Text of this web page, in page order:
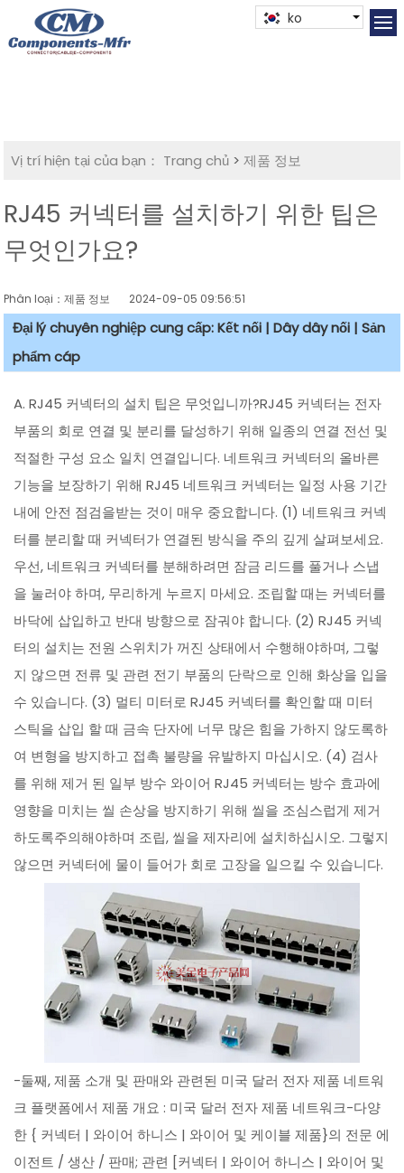
ko
Vị trí hiện tại của bạn： Trang chủ >제품 정보
RJ45 커넥터를 설치하기 위한 팁은
무엇인가요?
Phân loại：제품 정보 2024-09-05 09:56:51
Đại lý chuyên nghiệp cung cấp: Kết nối | Dây dây nối | Sản
phẩm cáp
A. RJ45 커넥터의 설치 팁은 무엇입니까?RJ45 커넥터는 전자
부품의 회로 연결 및 분리를 달성하기 위해 일종의 연결 전선 및
적절한 구성 요소 일치 연결입니다. 네트워크 커넥터의 올바른
기능을 보장하기 위해 RJ45 네트워크 커넥터는 일정 사용 기간
내에 안전 점검을받는 것이 매우 중요합니다. (1) 네트워크 커넥
터를 분리할 때 커넥터가 연결된 방식을 주의 깊게 살펴보세요.
우선, 네트워크 커넥터를 분해하려면 잠금 리드를 풀거나 스냅
을 눌러야 하며, 무리하게 누르지 마세요. 조립할 때는 커넥터를
바닥에 삽입하고 반대 방향으로 잠궈야 합니다. (2) RJ45 커넥
터의 설치는 전원 스위치가 꺼진 상태에서 수행해야하며, 그렇
지 않으면 전류 및 관련 전기 부품의 단락으로 인해 화상을 입을
수 있습니다. (3) 멀티 미터로 RJ45 커넥터를 확인할 때 미터
스틱을 삽입 할 때 금속 단자에 너무 많은 힘을 가하지 않도록하
여 변형을 방지하고 접촉 불량을 유발하지 마십시오. (4) 검사
를 위해 제거 된 일부 방수 와이어 RJ45 커넥터는 방수 효과에
영향을 미치는 씰 손상을 방지하기 위해 씰을 조심스럽게 제거
하도록주의해야하며 조립, 씰을 제자리에 설치하십시오. 그렇지
않으면 커넥터에 물이 들어가 회로 고장을 일으킬 수 있습니다.
-둘째, 제품 소개 및 판매와 관련된 미국 달러 전자 제품 네트워
크 플랫폼에서 제품 개요 : 미국 달러 전자 제품 네트워크-다양
한 { 커넥터 | 와이어 하니스 | 와이어 및 케이블 제품}의 전문 에
이전트 / 생산 / 판매; 관련 [커넥터 | 와이어 하니스 | 와이어 및